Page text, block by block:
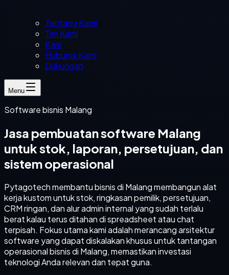
Tentang Kami
Tim Kami
Karir
Hubungi Kami
Dukungan
Menu
Software bisnis Malang
Jasa pembuatan software Malang
untuk stok, laporan, persetujuan, dan
sistem operasional
Pytagotech membantu bisnis di Malang membangun alat
kerja kustom untuk stok, ringkasan pemilik, persetujuan,
CRM ringan, dan alur admin internal yang sudah terlalu
berat kalau terus ditahan di spreadsheet atau chat
terpisah. Fokus utama kami adalah merancang arsitektur
software yang dapat diskalakan khusus untuk tantangan
operasional bisnis di Malang, memastikan investasi
teknologi Anda relevan dan tepat guna.